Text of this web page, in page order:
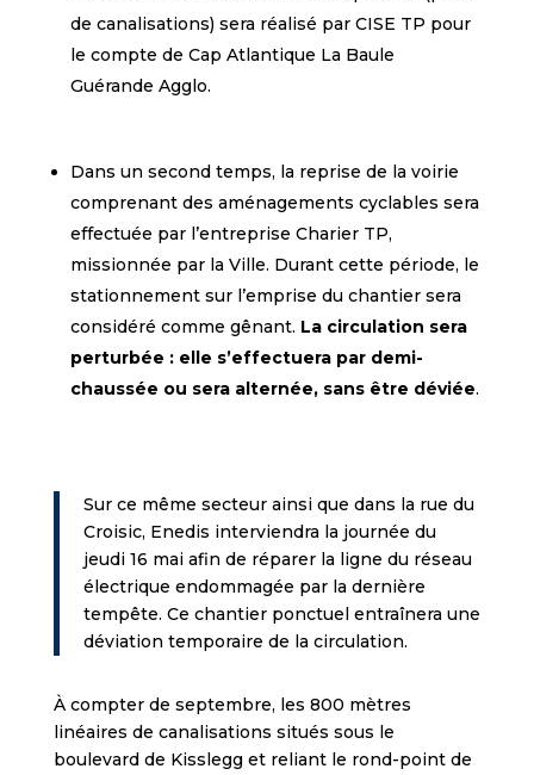
de canalisations) sera réalisé par CISE TP pour
le compte de Cap Atlantique La Baule
Guérande Agglo.
Dans un second temps, la reprise de la voirie
comprenant des aménagements cyclables sera
effectuée par l’entreprise Charier TP,
missionnée par la Ville. Durant cette période, le
stationnement sur l’emprise du chantier sera
considéré comme gênant. La circulation sera
perturbée : elle s’effectuera par demi-
chaussée ou sera alternée, sans être déviée.
Sur ce même secteur ainsi que dans la rue du
Croisic, Enedis interviendra la journée du
jeudi 16 mai afin de réparer la ligne du réseau
électrique endommagée par la dernière
tempête. Ce chantier ponctuel entraînera une
déviation temporaire de la circulation.
À compter de septembre, les 800 mètres
linéaires de canalisations situés sous le
boulevard de Kisslegg et reliant le rond-point de